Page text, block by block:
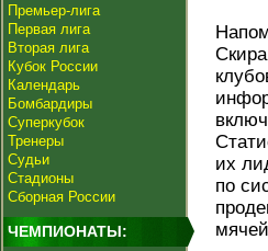
Премьер-лига
Первая лига
Вторая лига
Кубок России
Календарь
Бомбардиры
Суперкубок
Тренеры
Судьи
Стадионы
Сборная России
ЧЕМПИОНАТЫ:
их
по